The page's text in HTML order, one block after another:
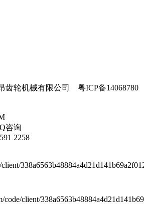
齿轮机械有限公司 粤ICP备14068780